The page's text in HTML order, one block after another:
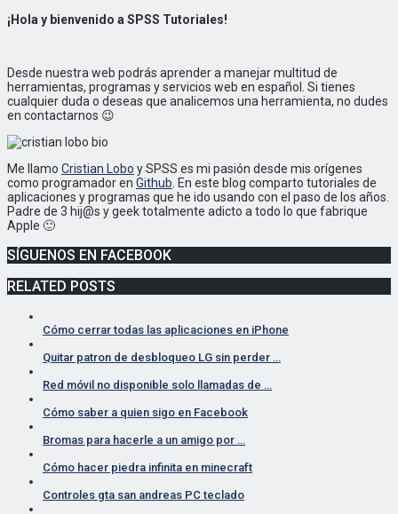
¡Hola y bienvenido a SPSS Tutoriales!
Desde nuestra web podrás aprender a manejar multitud de
herramientas, programas y servicios web en español. Si tienes
cualquier duda o deseas que analicemos una herramienta, no dudes
en contactarnos 😉
Me llamo Cristian Lobo y SPSS es mi pasión desde mis orígenes
como programador en Github . En este blog comparto tutoriales de
aplicaciones y programas que he ido usando con el paso de los años.
Padre de 3 hij@s y geek totalmente adicto a todo lo que fabrique
Apple 🙂
SÍGUENOS EN FACEBOOK
RELATED POSTS
Cómo cerrar todas las aplicaciones en iPhone
Quitar patron de desbloqueo LG sin perder …
Red móvil no disponible solo llamadas de …
Cómo saber a quien sigo en Facebook
Bromas para hacerle a un amigo por …
Cómo hacer piedra infinita en minecraft
Controles gta san andreas PC teclado